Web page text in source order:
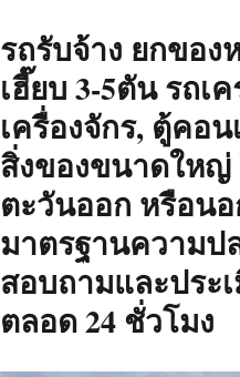
รถรับจ้าง ยกของ
เฮี๊ยบ 3-5ตัน รถเ
เครื่องจักร, ตู้คอ
สิ่งของขนาดให
ตะวันออก หรือน
มาตรฐานความป
สอบถามและประ
ตลอด 24 ชั่วโมง